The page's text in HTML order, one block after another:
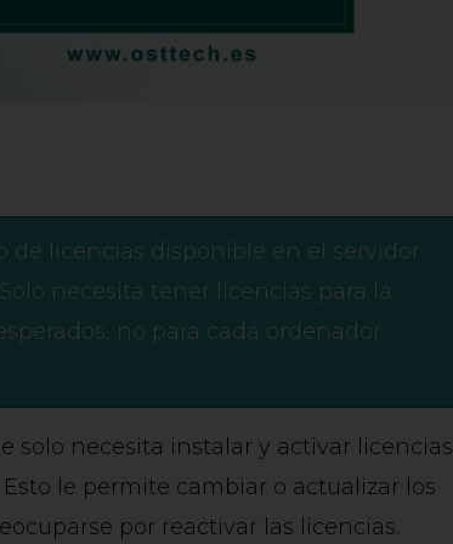
de licencias disponible en el servidor
necesita tener licencias para la
no para cada ordenador
solo necesita instalar y activar licencias
le permite cambiar o actualizar los
por reactivar las licencias.